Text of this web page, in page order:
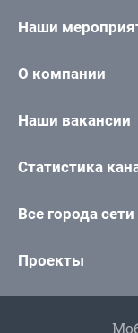
Наши
О компании
Наши вакансии
Статистика
Все города сети
Проекты